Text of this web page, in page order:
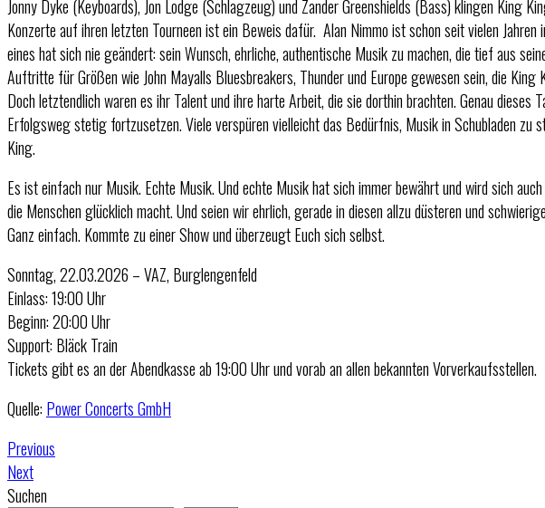
Jonny Dyke (Keyboards), Jon Lodge (Schlagzeug) und Zander Greenshields (Bass) klingen King
Konzerte auf ihren letzten Tourneen ist ein Beweis dafür. Alan Nimmo ist schon seit vielen
eines hat sich nie geändert: sein Wunsch, ehrliche, authentische Musik zu machen, die tief aus
Auftritte für Größen wie John Mayalls Bluesbreakers, Thunder und Europe gewesen sein, die
Doch letztendlich waren es ihr Talent und ihre harte Arbeit, die sie dorthin brachten. Genau dieses
Erfolgsweg stetig fortzusetzen. Viele verspüren vielleicht das Bedürfnis, Musik in Schubladen zu
King.
Es ist einfach nur Musik. Echte Musik. Und echte Musik hat sich immer bewährt und wird sich
die Menschen glücklich macht. Und seien wir ehrlich, gerade in diesen allzu düsteren und
Ganz einfach. Kommte zu einer Show und überzeugt Euch sich selbst.
Sonntag, 22.03.2026 – VAZ, Burglengenfeld
Einlass: 19:00 Uhr
Beginn: 20:00 Uhr
Support: Bläck Train
Tickets gibt es an der Abendkasse ab 19:00 Uhr und vorab an allen bekannten Vorverkaufsstellen.
Quelle: Power Concerts GmbH
Previous
Next
Suchen